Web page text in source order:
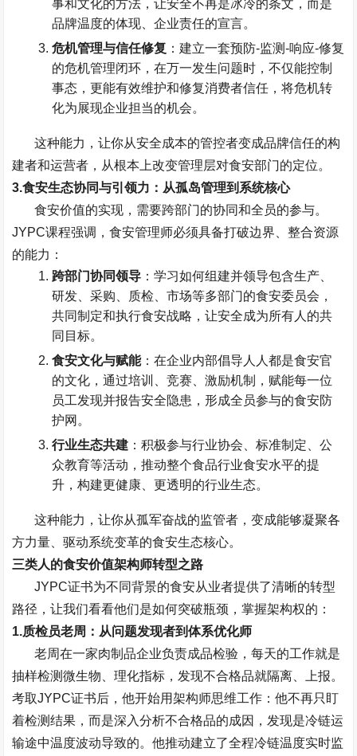
事和文化的方法，让安全不再是冰冷的条文，而是
品牌温度的体现、企业责任的宣言。
危机管理与信任修复 ：建立一套预防-监测-响应-修复
的危机管理闭环，在万一发生问题时，不仅能控制
事态，更能有效维护和修复消费者信任，将危机转
化为展现企业担当的机会。
这种能力，让你从安全成本的管控者变成品牌信任的构
建者和运营者，从根本上改变管理层对食安部门的定位。
3.食安生态协同与引领力：从孤岛管理到系统核心
食安价值的实现，需要跨部门的协同和全员的参与。
JYPC课程强调，食安管理师必须具备打破边界、整合资源
的能力：
跨部门协同领导 ：学习如何组建并领导包含生产、
研发、采购、质检、市场等多部门的食安委员会，
共同制定和执行食安战略，让安全成为所有人的共
同目标。
食安文化与赋能：在企业内部倡导人人都是食安官
的文化，通过培训、竞赛、激励机制，赋能每一位
员工发现并报告安全隐患，形成全员参与的食安防
护网。
行业生态共建 ：积极参与行业协会、标准制定、公
众教育等活动，推动整个食品行业食安水平的提
升，构建更健康、更透明的行业生态。
这种能力，让你从孤军奋战的监管者，变成能够凝聚各
方力量、驱动系统变革的食安生态核心。
三类人的食安价值架构师转型之路
JYPC证书为不同背景的食安从业者提供了清晰的转型
路径，让我们看看他们是如何突破瓶颈，掌握架构权的：
1.质检员老周：从问题发现者到体系优化师
老周在一家肉制品企业负责成品检验，每天的工作就是
抽样检测微生物、理化指标，发现不合格品就隔离、上报。
考取JYPC证书后，他开始用架构师思维工作：他不再只盯
着检测结果，而是深入分析不合格品的成因，发现是冷链运
输途中温度波动导致的。他推动建立了全程冷链温度实时监